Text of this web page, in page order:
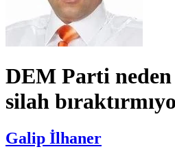
DEM Parti
silah
Galip İlhaner